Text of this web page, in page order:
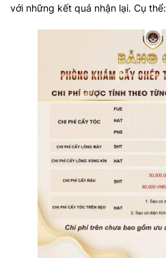
với những kết quả nhận lại. Cụ thể: